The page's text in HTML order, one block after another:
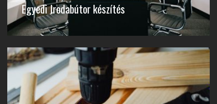
Egyedi Irodabútor készítés